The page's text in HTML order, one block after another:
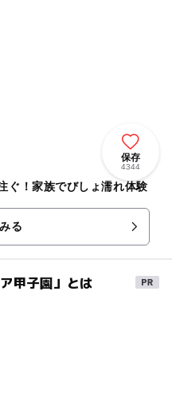
保存
4344
ぐ！家族でびしょ濡れ体験
る
甲子園」とは